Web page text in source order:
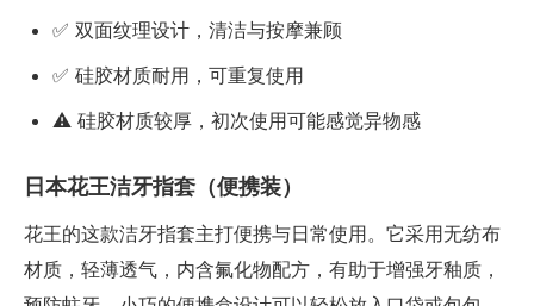
✅ 双面纹理设计，清洁与按摩兼顾
✅ 硅胶材质耐用，可重复使用
⚠️ 硅胶材质较厚，初次使用可能感觉异物感
日本花王洁牙指套（便携装）
花王的这款洁牙指套主打便携与日常使用。它采用无纺布
材质，轻薄透气，内含氟化物配方，有助于增强牙釉质，